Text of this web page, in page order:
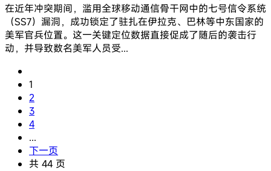
在近年冲突期间，滥用全球移动通信骨干网中的七号信令系统
（SS7）漏洞，成功锁定了驻扎在伊拉克、巴林等中东国家的
美军官兵位置。这一关键定位数据直接促成了随后的袭击行
动，并导致数名美军人员受...
1
2
3
4
...
下一页
共 44 页